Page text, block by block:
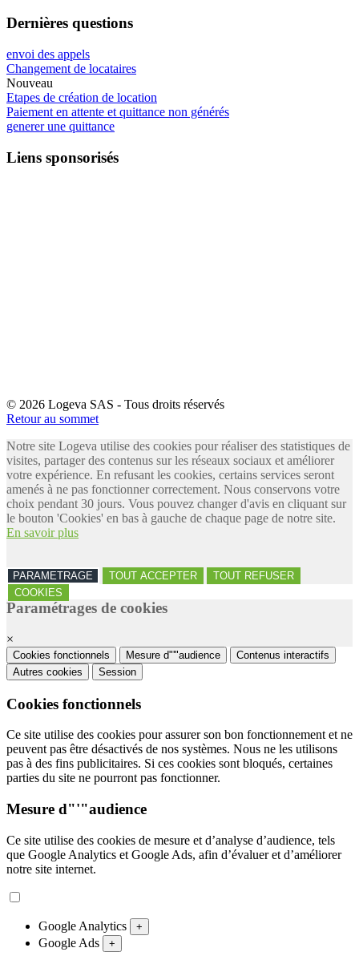
Dernières questions
envoi des appels
Changement de locataires
Nouveau
Etapes de création de location
Paiement en attente et quittance non générés
generer une quittance
Liens sponsorisés
© 2026 Logeva SAS - Tous droits réservés
Retour au sommet
Notre site Logeva utilise des cookies pour réaliser des statistiques de
visites, partager des contenus sur les réseaux sociaux et améliorer
votre expérience. En refusant les cookies, certains services seront
amenés à ne pas fonctionner correctement. Nous conservons votre
choix pendant 30 jours. Vous pouvez changer d'avis en cliquant sur
le bouton 'Cookies' en bas à gauche de chaque page de notre site.
En savoir plus
PARAMETRAGE TOUT ACCEPTER
TOUT REFUSER
COOKIES
Paramétrages de cookies
×
Cookies fonctionnels Mesure d"'"audience
Contenus interactifs
Autres cookies
Session
Cookies fonctionnels
Ce site utilise des cookies pour assurer son bon fonctionnement et ne
peuvent pas être désactivés de nos systèmes. Nous ne les utilisons
pas à des fins publicitaires. Si ces cookies sont bloqués, certaines
parties du site ne pourront pas fonctionner.
Mesure d"'"audience
Ce site utilise des cookies de mesure et d’analyse d’audience, tels
que Google Analytics et Google Ads, afin d’évaluer et d’améliorer
notre site internet.
Google Analytics +
Google Ads +